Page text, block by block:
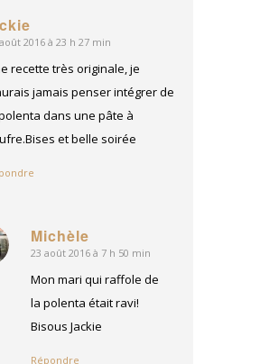
2016 à 23 h 27 min
recette très originale, je
jamais penser intégrer de
dans une pâte à
et belle soirée
Michèle
dit
23 août 2016 à 7 h 50 min
Mon mari qui raffole de
la polenta était ravi!
Bisous Jackie
Répondre